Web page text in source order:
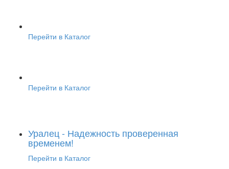
Перейти в Каталог
Перейти в Каталог
Уралец - Надежность проверенная
временем!
Перейти в Каталог